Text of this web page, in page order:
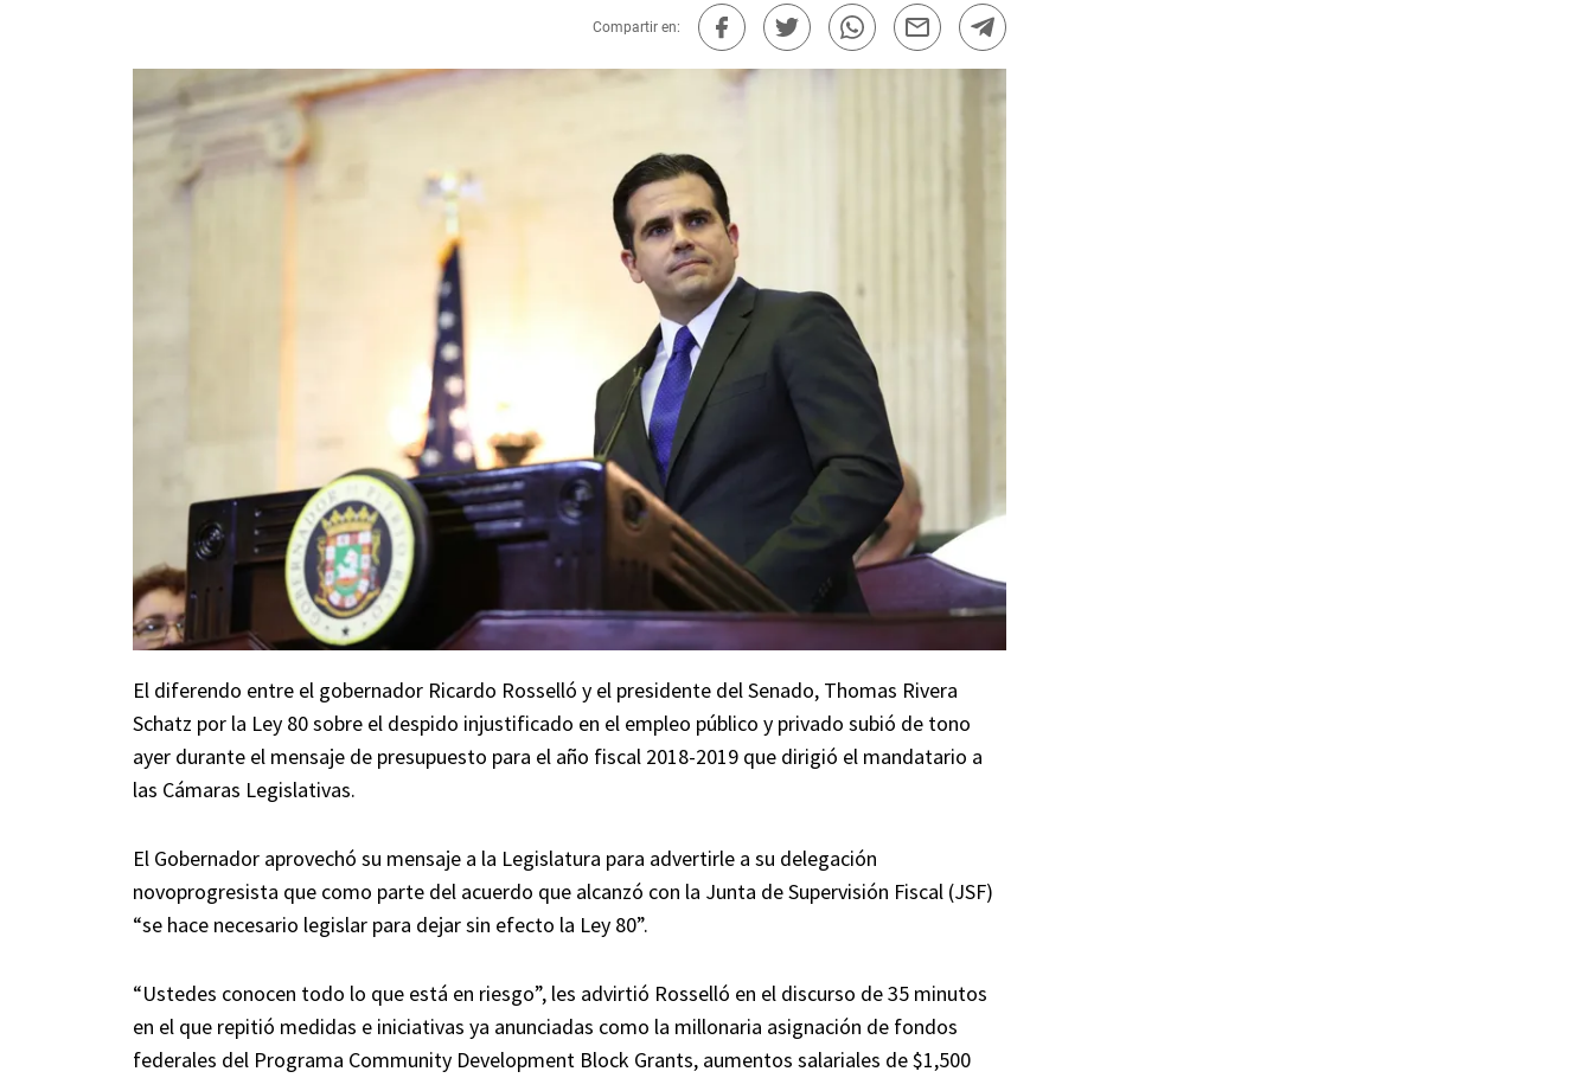
Compartir en:
El diferendo entre el gobernador Ricardo Rosselló y el presidente del Senado, Thomas Rivera
Schatz por la Ley 80 sobre el despido injustificado en el empleo público y privado subió de tono
ayer durante el mensaje de presupuesto para el año fiscal 2018-2019 que dirigió el mandatario a
las Cámaras Legislativas.
El Gobernador aprovechó su mensaje a la Legislatura para advertirle a su delegación
novoprogresista que como parte del acuerdo que alcanzó con la Junta de Supervisión Fiscal (JSF)
“se hace necesario legislar para dejar sin efecto la Ley 80”.
“Ustedes conocen todo lo que está en riesgo”, les advirtió Rosselló en el discurso de 35 minutos
en el que repitió medidas e iniciativas ya anunciadas como la millonaria asignación de fondos
federales del Programa Community Development Block Grants, aumentos salariales de $1,500